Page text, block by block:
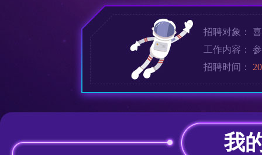
招聘对象：
工作内容：
招聘时间：
我